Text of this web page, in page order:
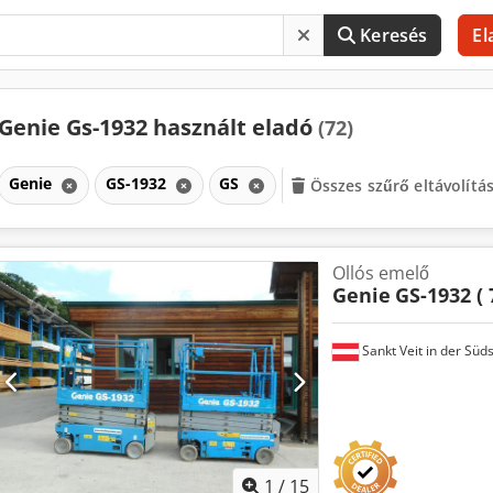
Keresés
Gs-1932 használt eladó (72)
Genie GS-1932 GS Összes szűrő
1 / 15
Sankt Veit in der
Ollós emelő
Genie GS-1932 (